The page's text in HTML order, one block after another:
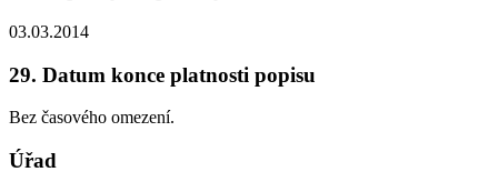
03.03.2014
29. Datum konce platnosti popisu
Bez časového omezení.
Úřad